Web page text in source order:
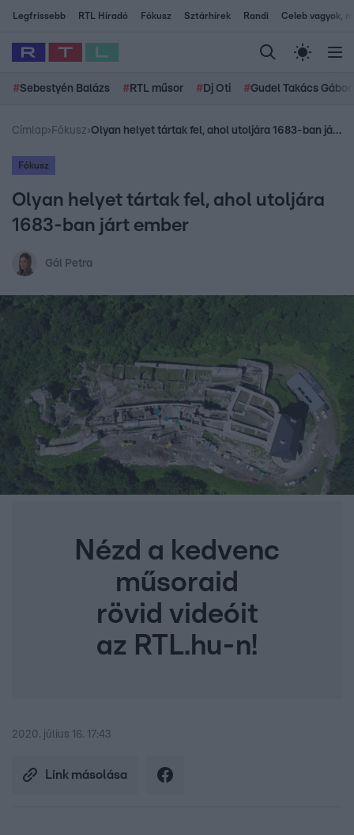
Legfrissebb RTL Híradó Fókusz Sztárhírek Randi Celeb vagyok,
#Sebestyén Balázs # RTL műsor # Dj Oti #Gudel Takács Gábor
Címlap› Fókusz› Olyan helyet tártak fel, ahol utoljára 1683-ban járt ember
Fókusz
Olyan helyet tártak fel, ahol utoljára
1683-ban járt ember
Gál Petra
Nézd a kedvenc
műsoraid
rövid videóit
az RTL.hu-n!
2020. július 16. 17:43
Link másolása